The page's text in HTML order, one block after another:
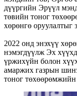
дүүргийн Эрүүл
төвийн тоног
хөрөнгө оруулалтыг
2022 онд энэхүү
нэмэгдүүлж Эх
үржихүйн болон
амаржих газрын
тоног